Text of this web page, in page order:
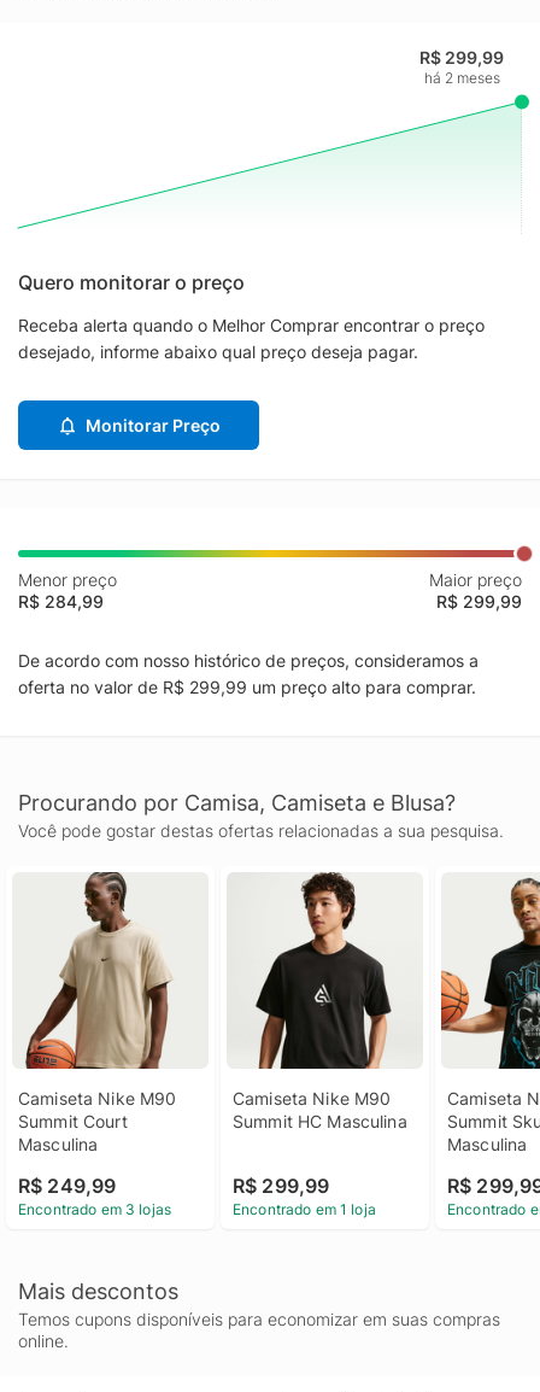
R$ 299,99
há 2 meses
Quero monitorar o preço
Receba alerta quando o Melhor Comprar encontrar o preço
desejado, informe abaixo qual preço deseja pagar.
Monitorar Preço
Menor preço
R$ 284,99
Maior preço
R$ 299,99
De acordo com nosso histórico de preços, consideramos a
oferta no valor de R$ 299,99 um preço alto para comprar.
Procurando por Camisa, Camiseta e Blusa?
Você pode gostar destas ofertas relacionadas a sua pesquisa.
Camiseta Nike M90
Summit Court
Masculina
R$ 249,99
Encontrado em 3 lojas
Camiseta Nike M90
Summit HC Masculina
R$ 299,99
Encontrado em 1 loja
Camiseta
Summit
Masculina
R$
Encontrado
Mais descontos
Temos cupons disponíveis para economizar em suas compras
online.